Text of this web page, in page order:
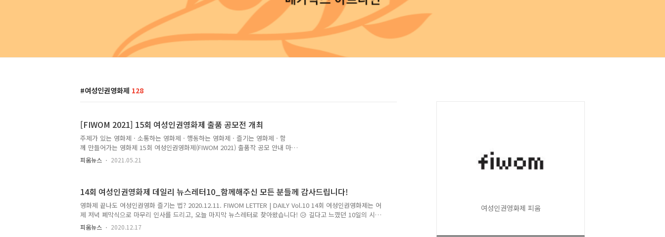
여성인권영화제 128
[FIWOM 2021] 15회 여성인권영화제 출품 공모전 개최
주제가 있는 영화제 · 소통하는 영화제 · 행동하는 영화제 · 즐기는 영화제 · 함
께 만들어가는 영화제 15회 여성인권영화제(FIWOM 2021) 출품작 공모 안내 마
감. 2021년 6월 20일(일) 출품 공모 안내 자세히 보기: https://vo.la/bQPlg 제
14회 여성인권영화제 2020.12.1-10 공지사항 Home - 커뮤니티 - 공지사항 15회
으로 일어나는 여성폭력의 현실과 심각성을 알리고 피해자의 생존과 치유를 지
지하는 문화를 확산하기 위해 2006년에 시작된 영화제입니다. 올해로 ..
피움뉴스 2021.05.21
14회 여성인권영화제 데일리 뉴스레터10_함께해주신 모든 분들께 감사드립니다!
영화제 끝나도 여성인권영화 즐기는 법? 2020.12.11. FIWOM LETTER | DAILY Vol.10 14회 여성인권영화제는 어
제 저녁 폐막식으로 마무리 인사를 드리고, 오늘 마지막 뉴스레터로 찾아왔습니다! 😥 길다고 느꼈던 10일의 시간
이었는데 이렇게 끝이 나니 참 짧았다는 생각도 듭니다. 영화제의 준비와 진행 과정에서 많은 분들에게 힘을 얻었
습니다. 함께해주신 모든 분들과 무엇보다 영화제를 열정적으로 즐겨주신 관객분들에게 감사 인사를 드립니다.
피움뉴스 2020.12.17
여성인권영화제 피움